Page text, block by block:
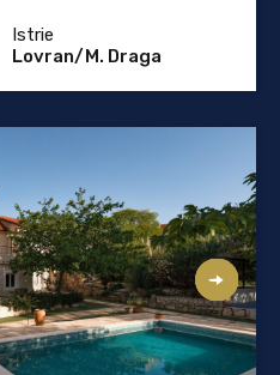
Istrie
Lovran/M. Draga